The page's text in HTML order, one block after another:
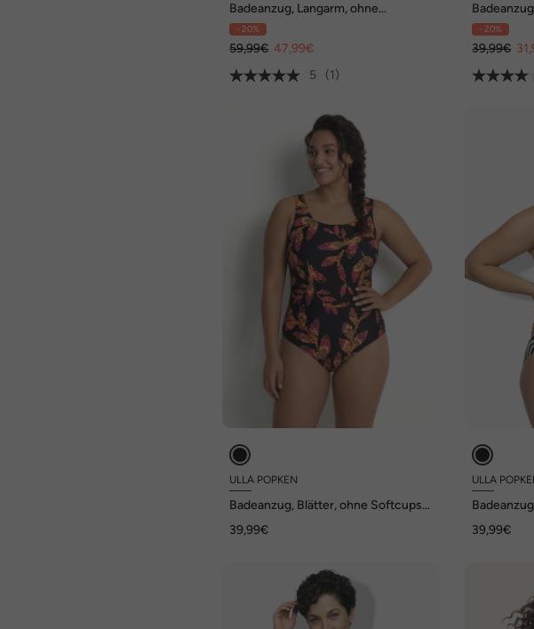
Badeanzug, Langarm, ohne
Softcups, Zipper, recycelt
- 20%
59,99€ 47,99€
5
(1)
Rundhals
- 20%
39,99€
ULLA POPKEN
Badeanzug, Blätter, ohne Softcups,
39,99€
ULLA
39,99€